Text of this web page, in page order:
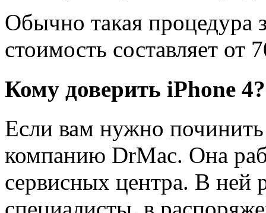
Обычно такая процедура
стоимость составляет от
Кому доверить iPhone 4?
Если вам нужно
компанию DrMac. Она
сервисных центра. В ней